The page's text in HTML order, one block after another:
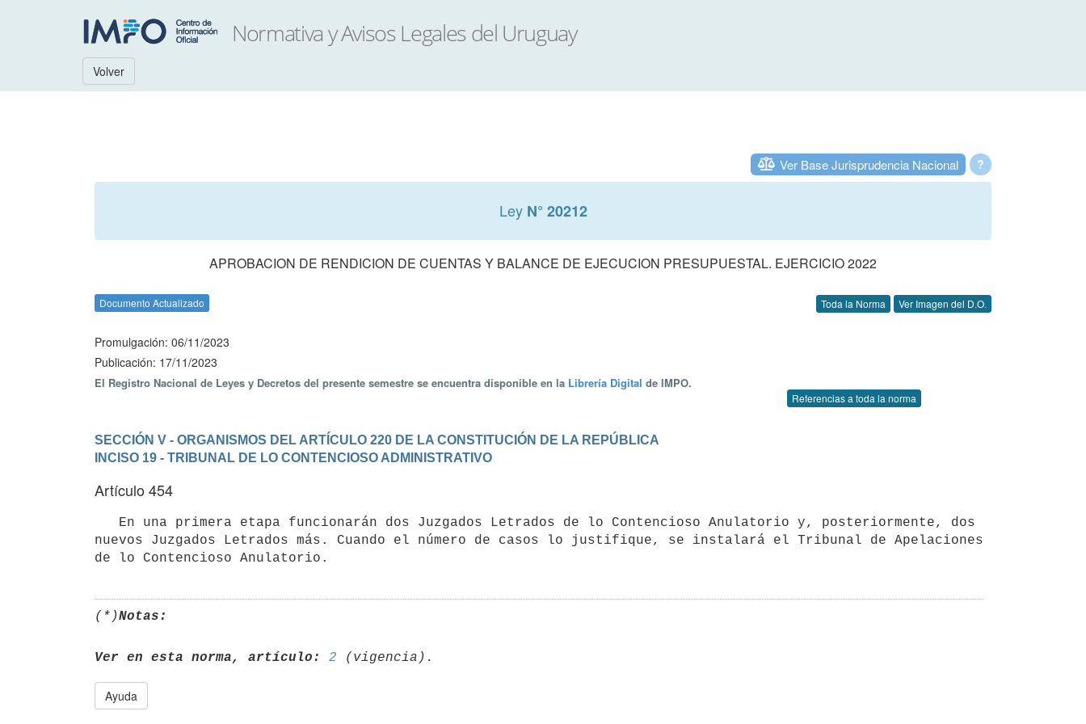
Volver
?
Ver Base Jurisprudencia Nacional
Ley N° 20212
APROBACION DE RENDICION DE CUENTAS Y BALANCE DE EJECUCION PRESUPUESTAL. EJERCICIO 2022
Documento Actualizado Toda la Norma Ver Imagen del D.O.
Promulgación: 06/11/2023
Publicación: 17/11/2023
El Registro Nacional de Leyes y Decretos del presente semestre se encuentra disponible en la Librería Digital de IMPO.
Referencias a toda la norma
SECCIÓN V - ORGANISMOS DEL ARTÍCULO 220 DE LA CONSTITUCIÓN DE LA REPÚBLICA
INCISO 19 - TRIBUNAL DE LO CONTENCIOSO ADMINISTRATIVO
Artículo 454
nuevos Juzgados Letrados más. Cuando el número de casos lo justifique, se instalará el Tribunal de Apelaciones
(*)Notas:
Ver en esta norma, artículo: 2
Ayuda